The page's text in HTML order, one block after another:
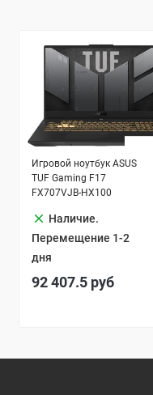
Игровой ноутбук ASUS
TUF Gaming F17
FX707VJB-HX100
clear Наличие.
Перемещение 1-2
дня
92 407.5 руб